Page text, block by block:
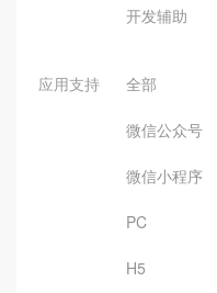
开发辅助
应用支持 全部
微信公众号
微信小程序
PC
H5